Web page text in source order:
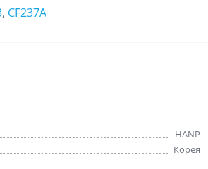
, CF237A
HANP
Корея